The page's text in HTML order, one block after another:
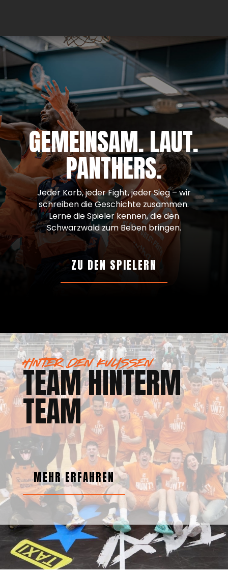
GEMEINSAM. LAUT.
PANTHERS.
Jeder Korb, jeder Fight, jeder Sieg – wir
schreiben die Geschichte zusammen.
Lerne die Spieler kennen, die den
Schwarzwald zum Beben bringen.
ZU DEN SPIELERN
HINTER DEN KULISSEN
TEAM HINTERM
TEAM
MEHR ERFAHREN